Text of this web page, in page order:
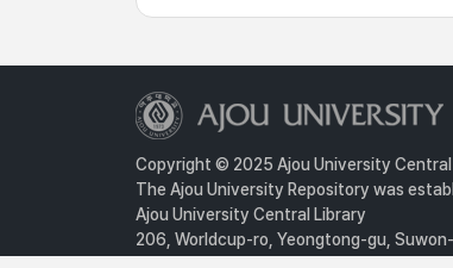
Copyright © 2025 Ajou University Central
The Ajou University Repository was
Ajou University Central Library
206, Worldcup-ro, Yeongtong-gu,